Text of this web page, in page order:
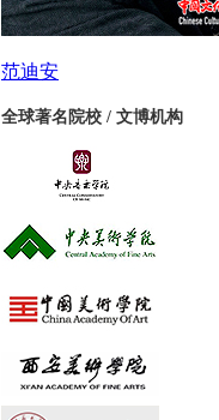
范迪安
全球著名院校 / 文博机构